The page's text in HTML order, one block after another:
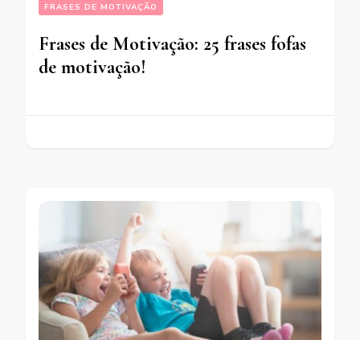
FRASES DE MOTIVAÇÃO
Frases de Motivação: 25 frases fofas
de motivação!